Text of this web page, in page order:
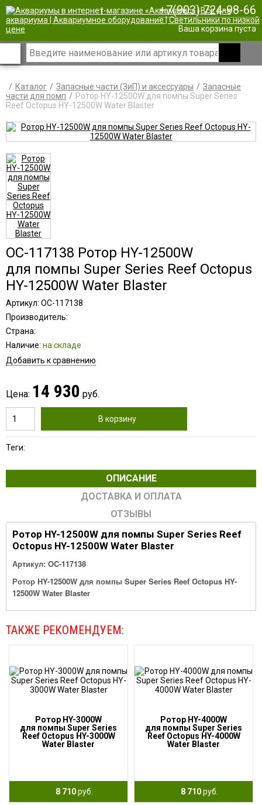
| +7(903) 724-98-66
Ваша корзина пуста
Каталог Запасные части (ЗиП) и аксессуары
Запасные
части для помп
Ротор HY-12500W для помпы Super Series
Reef Octopus HY-12500W Water Blaster
OC-117138 Ротор HY-12500W
для помпы Super Series Reef Octopus
HY-12500W Water Blaster
Артикул: OC-117138
Производитель:
Страна:
Наличие: на складе
Добавить к сравнению
Цена: 14 930 руб.
В корзину
Теги:
ОПИСАНИЕ
ДОСТАВКА И ОПЛАТА
ОТЗЫВЫ
Ротор HY-12500W для помпы Super Series Reef
Octopus HY-12500W Water Blaster
Артикул: OC-117138
Ротор HY-12500W для помпы Super Series Reef Octopus HY-
12500W Water Blaster
ТАКЖЕ РЕКОМЕНДУЕМ:
Ротор HY-3000W
для помпы Super Series
Reef Octopus HY-3000W
Water Blaster
8 710руб.
Ротор HY-4000W
для помпы Super Series
Reef Octopus HY-4000W
Water Blaster
8 710руб.